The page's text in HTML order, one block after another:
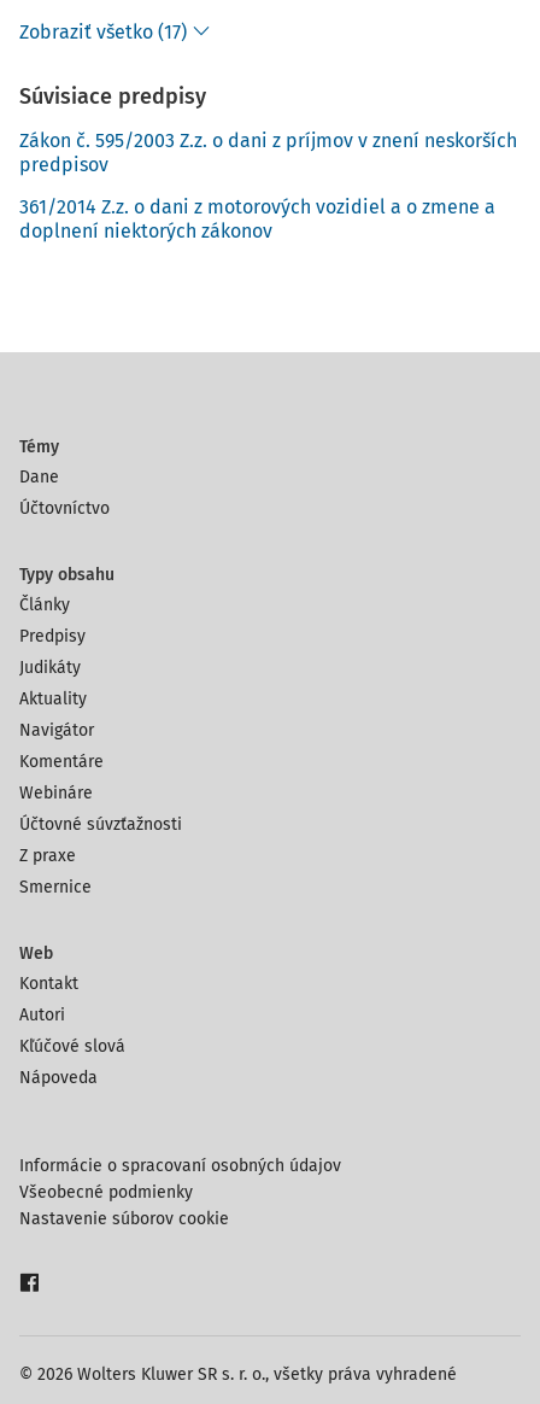
Zobraziť všetko (17)
Súvisiace predpisy
Zákon č. 595/2003 Z.z. o dani z príjmov v znení neskorších
predpisov
361/2014 Z.z. o dani z motorových vozidiel a o zmene a
doplnení niektorých zákonov
Témy
Dane
Účtovníctvo
Typy obsahu
Články
Predpisy
Judikáty
Aktuality
Navigátor
Komentáre
Webináre
Účtovné súvzťažnosti
Z praxe
Smernice
Web
Kontakt
Autori
Kľúčové slová
Nápoveda
© 2026 Wolters Kluwer SR s. r. o., všetky práva vyhradené
Informácie o spracovaní osobných údajov
Všeobecné podmienky
Nastavenie súborov cookie